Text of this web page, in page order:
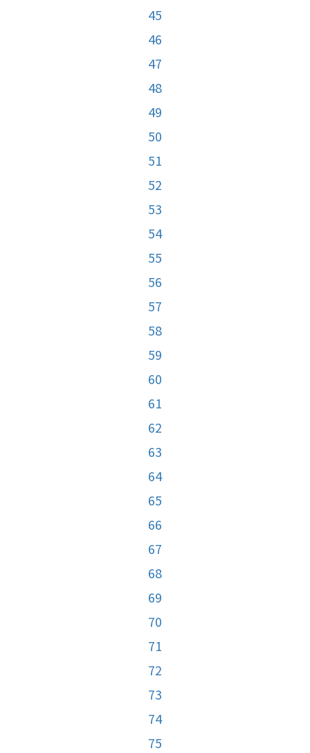
45
46
47
48
49
50
51
52
53
54
55
56
57
58
59
60
61
62
63
64
65
66
67
68
69
70
71
72
73
74
75